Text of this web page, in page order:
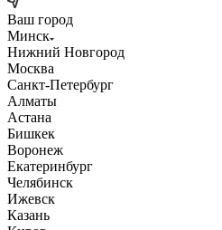
Ваш город
Минск
Нижний Новгород
Москва
Санкт-Петербург
Алматы
Астана
Бишкек
Воронеж
Екатеринбург
Челябинск
Ижевск
Казань